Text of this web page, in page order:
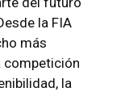
la FIA
más
competición
la